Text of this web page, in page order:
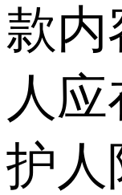
款内
人
护人